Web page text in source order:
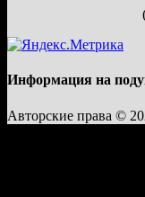
Информация на
Авторские права ©